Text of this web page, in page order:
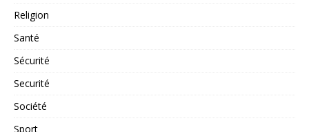
Religion
Santé
Sécurité
Securité
Société
Sport